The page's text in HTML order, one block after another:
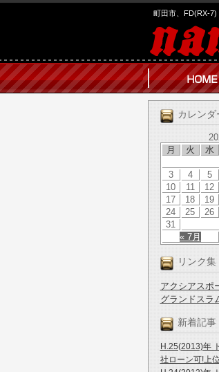
町田市、FD(RX-7)
カレンダ
月
火 水
« 7月
3
4 5
10
11 12
17
18 19
24
25 26
31
リンク集
アクシアスポ
グランドスラ
新着記事
H.25(2013)年
社ローン可!上